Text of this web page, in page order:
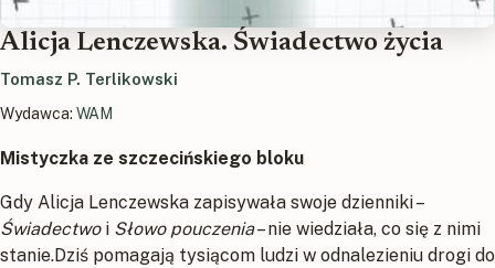
Alicja Lenczewska. Świadectwo życia
Tomasz P. Terlikowski
Wydawca: WAM
Mistyczka ze szczecińskiego bloku
Gdy Alicja Lenczewska zapisywała swoje dzienniki –
Świadectwoi Słowo pouczenia– nie wiedziała, co się z nimi
stanie.Dziś pomagają tysiącom ludzi w odnalezieniu drogi do